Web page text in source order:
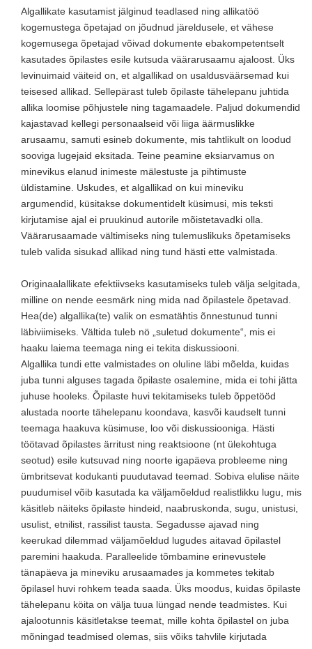
Algallikate kasutamist jälginud teadlased ning allikatöö
kogemustega õpetajad on jõudnud järeldusele, et vähese
kogemusega õpetajad võivad dokumente ebakompetentselt
kasutades õpilastes esile kutsuda väärarusaamu ajaloost. Üks
levinuimaid väiteid on, et algallikad on usaldusväärsemad kui
teisesed allikad. Sellepärast tuleb õpilaste tähelepanu juhtida
allika loomise põhjustele ning tagamaadele. Paljud dokumendid
kajastavad kellegi personaalseid või liiga äärmuslikke
arusaamu, samuti esineb dokumente, mis tahtlikult on loodud
sooviga lugejaid eksitada. Teine peamine eksiarvamus on
minevikus elanud inimeste mälestuste ja pihtimuste
üldistamine. Uskudes, et algallikad on kui mineviku
argumendid, küsitakse dokumentidelt küsimusi, mis teksti
kirjutamise ajal ei pruukinud autorile mõistetavadki olla.
Väärarusaamade vältimiseks ning tulemuslikuks õpetamiseks
tuleb valida sisukad allikad ning tund hästi ette valmistada.
Originaalallikate efektiivseks kasutamiseks tuleb välja selgitada,
milline on nende eesmärk ning mida nad õpilastele õpetavad.
Hea(de) algallika(te) valik on esmatähtis õnnestunud tunni
läbiviimiseks. Vältida tuleb nö „suletud dokumente“, mis ei
haaku laiema teemaga ning ei tekita diskussiooni.
Algallika tundi ette valmistades on oluline läbi mõelda, kuidas
juba tunni alguses tagada õpilaste osalemine, mida ei tohi jätta
juhuse hooleks. Õpilaste huvi tekitamiseks tuleb õppetööd
alustada noorte tähelepanu koondava, kasvõi kaudselt tunni
teemaga haakuva küsimuse, loo või diskussiooniga. Hästi
töötavad õpilastes ärritust ning reaktsioone (nt ülekohtuga
seotud) esile kutsuvad ning noorte igapäeva probleeme ning
ümbritsevat kodukanti puudutavad teemad. Sobiva elulise näite
puudumisel võib kasutada ka väljamõeldud realistlikku lugu, mis
käsitleb näiteks õpilaste hindeid, naabruskonda, sugu, unistusi,
usulist, etnilist, rassilist tausta. Segadusse ajavad ning
keerukad dilemmad väljamõeldud lugudes aitavad õpilastel
paremini haakuda. Paralleelide tõmbamine erinevustele
tänapäeva ja mineviku arusaamades ja kommetes tekitab
õpilasel huvi rohkem teada saada. Üks moodus, kuidas õpilaste
tähelepanu köita on välja tuua lüngad nende teadmistes. Kui
ajalootunnis käsitletakse teemat, mille kohta õpilastel on juba
mõningad teadmised olemas, siis võiks tahvlile kirjutada